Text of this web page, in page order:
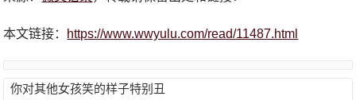
本文链接： https://www.wwyulu.com/read/11487.html
你对其他女孩笑的样子特别丑